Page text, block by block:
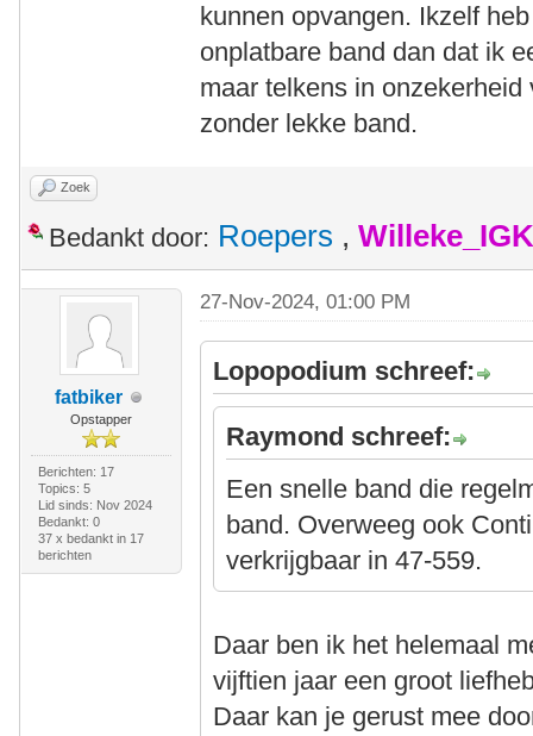
kunnen opvangen. Ikzelf
onplatbare band dan dat ik
maar telkens in
zonder lekke band.
Zoek
Bedankt door: Roepers ,
fatbiker
Opstapper
Berichten: 17
Topics: 5
Lid sinds: Nov 2024
Bedankt: 0
37 x bedankt in 17
berichten
27-Nov-2024, 01:00 PM
Lopopodium schreef:
Raymond schreef:
Een snelle band die
band. Overweeg ook
verkrijgbaar in 47-559.
Daar ben ik het helemaal
vijftien jaar een groot
Daar kan je gerust mee